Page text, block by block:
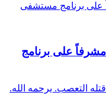
على برنامج مستشفى
على برنامج
التعصب. يرحمه الله.